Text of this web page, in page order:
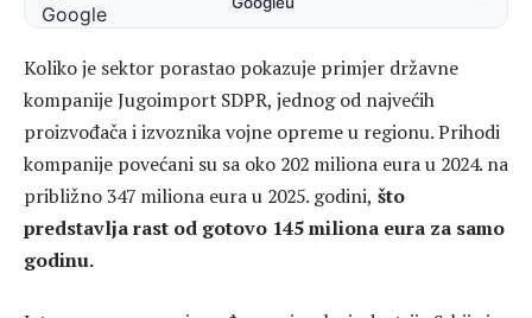
Koliko je sektor porastao pokazuje primjer državne
kompanije Jugoimport SDPR, jednog od najvećih
proizvođača i izvoznika vojne opreme u regionu. Prihodi
kompanije povećani su sa oko 202 miliona eura u 2024. na
približno 347 miliona eura u 2025. godini, što
predstavlja rast od gotovo 145 miliona eura za samo
godinu.